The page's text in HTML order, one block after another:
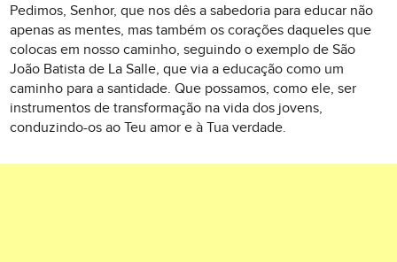
Pedimos, Senhor, que nos dês a sabedoria para educar não
apenas as mentes, mas também os corações daqueles que
colocas em nosso caminho, seguindo o exemplo de São
João Batista de La Salle, que via a educação como um
caminho para a santidade. Que possamos, como ele, ser
instrumentos de transformação na vida dos jovens,
conduzindo-os ao Teu amor e à Tua verdade.